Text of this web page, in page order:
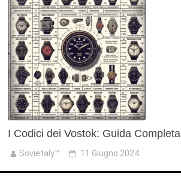
I Codici dei Vostok: Guida Completa
Sovietaly™ 11 Giugno 2024